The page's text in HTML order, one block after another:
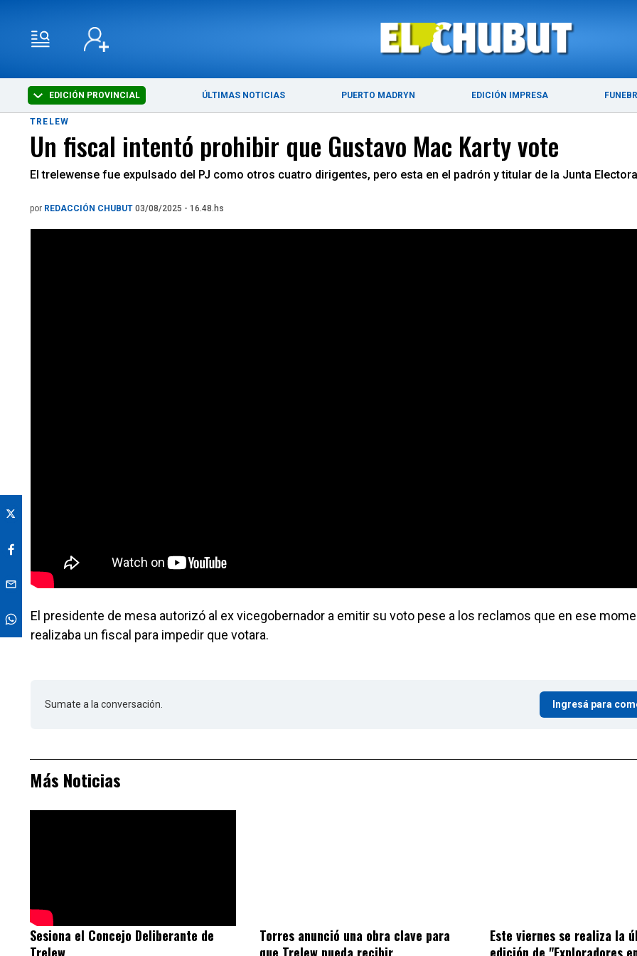
EDICIÓN PROVINCIAL ÚLTIMAS NOTICIAS PUERTO MADRYN EDICIÓN IMPRESA
ÚLTIMAS NOTICIAS PUERTO MADRYN
TRELEW
Un fiscal intentó prohibir que Gustavo Mac Karty vote
El trelewense fue expulsado del PJ como otros cuatro dirigentes, pero esta en el padrón y titular de la Junta
por REDACCIÓN CHUBUT 03/08/2025 - 16.48.hs
El presidente de mesa autorizó al ex vicegobernador a emitir su voto pese a los reclamos que en ese
realizaba un fiscal para impedir que votara.
Sumate a la conversación. Ingresá para
Más Noticias
Sesiona el Concejo Deliberante de
Trelew
Torres anunció una obra clave para
que Trelew pueda recibir
Este viernes se realiza la
edición de "Exploradores